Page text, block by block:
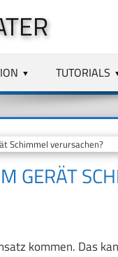
TUTORIALS
Schimmel verursachen?
GERÄT
kommen. Das